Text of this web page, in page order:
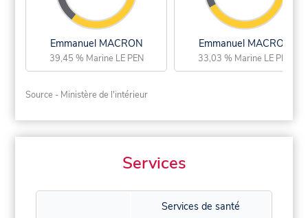
Emmanuel MACRON
39,45 % Marine LE PEN
Emmanuel MACRON
33,03 % Marine LE PEN
Source - Ministère de l'intérieur
Services
Services de santé